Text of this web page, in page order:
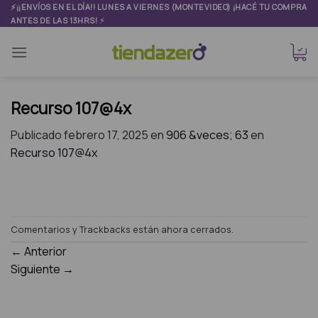
Skip
to
⚡¡¡ENVÍOS EN EL DÍA!! LUNES A VIERNES (MONTEVIDEO) ¡HACÉ TU COMPRA
ANTES DE LAS 13HRS! ⚡
Recurso 107@4x
Publicadofebrero 17, 2025en906 &veces; 63en
Recurso 107@4x
Comentarios y Trackbacks están ahora cerrados.
← Anterior
Siguiente →